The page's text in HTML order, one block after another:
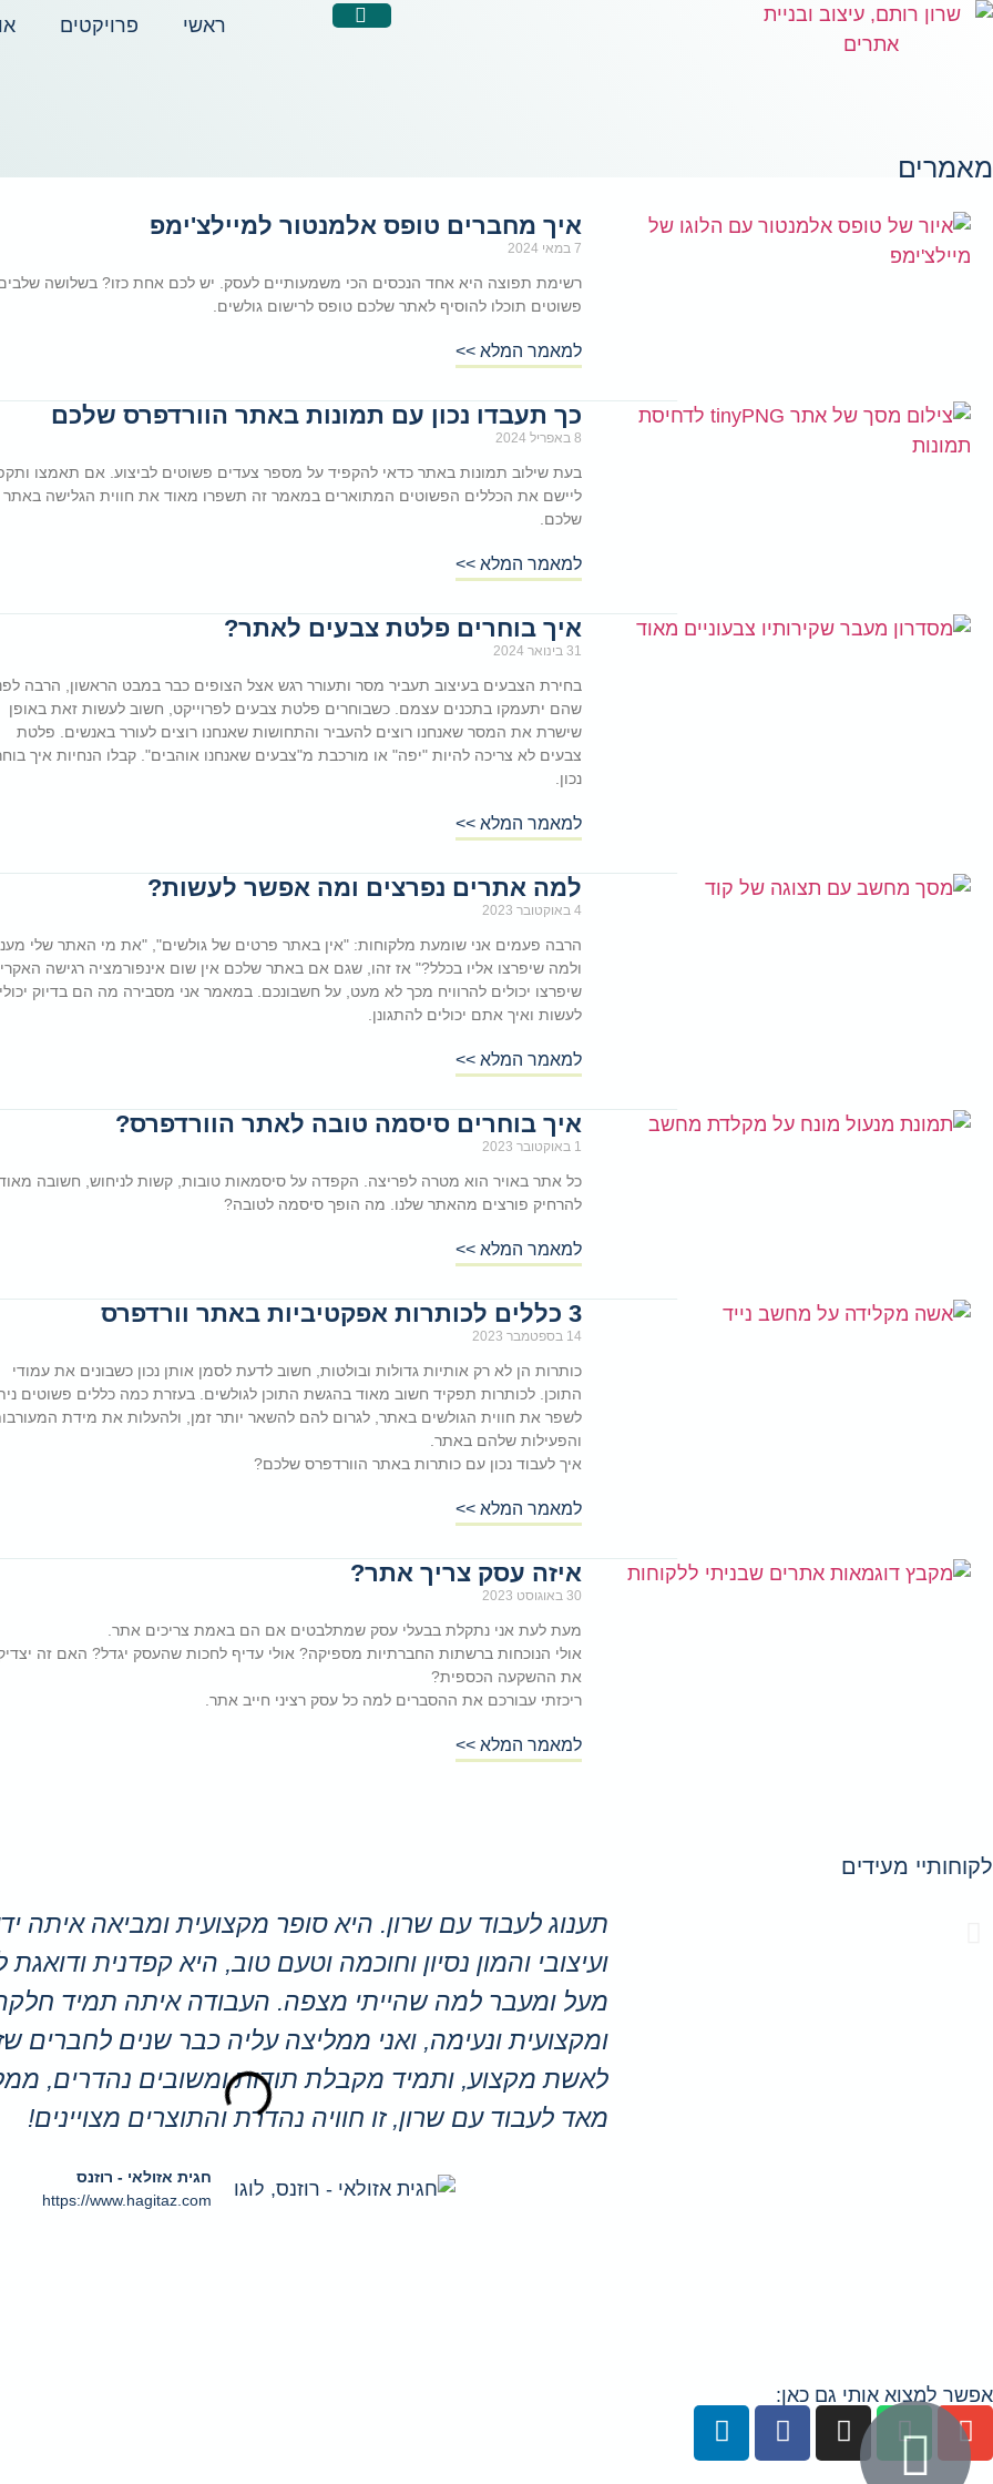
ראשי פרויקטים
מאמרים
איך מחברים טופס אלמנטור למיילצ'ימפ
7 במאי 2024
רשימת תפוצה היא אחד הנכסים הכי משמעותיים לעסק. יש לכם אחת כזו? בשלושה
פשוטים תוכלו להוסיף לאתר שלכם טופס לרישום גולשים.
למאמר המלא >>
כך תעבדו נכון עם תמונות באתר הוורדפרס שלכם
8 באפריל 2024
בעת שילוב תמונות באתר כדאי להקפיד על מספר צעדים פשוטים לביצוע. אם תאמצו
ליישם את הכללים הפשוטים המתוארים במאמר זה תשפרו מאוד את חווית הגלישה באתר
שלכם.
למאמר המלא >>
איך בוחרים פלטת צבעים לאתר?
31 בינואר 2024
בחירת הצבעים בעיצוב תעביר מסר ותעורר רגש אצל הצופים כבר במבט הראשון, הרבה
שהם יתעמקו בתכנים עצמם. כשבוחרים פלטת צבעים לפרוייקט, חשוב לעשות זאת באופן
שישרת את המסר שאנחנו רוצים להעביר והתחושות שאנחנו רוצים לעורר באנשים. פלטת
צבעים לא צריכה להיות "יפה" או מורכבת מ"צבעים שאנחנו אוהבים". קבלו הנחיות איך
נכון.
למאמר המלא >>
למה אתרים נפרצים ומה אפשר לעשות?
4 באוקטובר 2023
הרבה פעמים אני שומעת מלקוחות: "אין באתר פרטים של גולשים", "את מי האתר שלי
ולמה שיפרצו אליו בכלל?" אז זהו, שגם אם באתר שלכם אין שום אינפורמציה רגישה
שיפרצו יכולים להרוויח מכך לא מעט, על חשבונכם. במאמר אני מסבירה מה הם בדיוק
לעשות ואיך אתם יכולים להתגונן.
למאמר המלא >>
איך בוחרים סיסמה טובה לאתר הוורדפרס?
1 באוקטובר 2023
כל אתר באויר הוא מטרה לפריצה. הקפדה על סיסמאות טובות, קשות לניחוש, חשובה
להרחיק פורצים מהאתר שלנו. מה הופך סיסמה לטובה?
למאמר המלא >>
3 כללים לכותרות אפקטיביות באתר וורדפרס
14 בספטמבר 2023
כותרות הן לא רק אותיות גדולות ובולטות, חשוב לדעת לסמן אותן נכון כשבונים את עמודי
התוכן. לכותרות תפקיד חשוב מאוד בהגשת התוכן לגולשים. בעזרת כמה כללים פשוטים
לשפר את חווית הגולשים באתר, לגרום להם להשאר יותר זמן, ולהעלות את מידת
והפעילות שלהם באתר.
איך לעבוד נכון עם כותרות באתר הוורדפרס שלכם?
למאמר המלא >>
איזה עסק צריך אתר?
30 באוגוסט 2023
מעת לעת אני נתקלת בבעלי עסק שמתלבטים אם הם באמת צריכים אתר.
אולי הנוכחות ברשתות החברתיות מספיקה? אולי עדיף לחכות שהעסק יגדל? האם זה
את ההשקעה הכספית?
ריכזתי עבורכם את ההסברים למה כל עסק רציני חייב אתר.
למאמר המלא >>
לקוחותיי מעידים
תענוג לעבוד עם שרון. היא סופר מקצועית ומביאה איתה
ועיצובי והמון נסיון וחוכמה וטעם טוב, היא קפדנית
מעל ומעבר למה שהייתי מצפה. העבודה איתה תמיד
ומקצועית ונעימה, ואני ממליצה עליה כבר שנים לחברים
לאשת מקצוע, ותמיד מקבלת תודות ומשובים נהדרים,
מאד לעבוד עם שרון, זו חוויה נהדרת והתוצרים מצויינים!
חגית אזולאי - רוזנס
https://www.hagitaz.com
אפשר למצוא אותי גם כאן: